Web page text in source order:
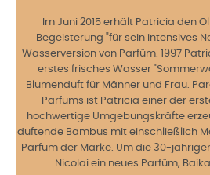
Im Juni 2015 erhält Patricia den
Begeisterung "für sein intensives
Wasserversion von Parfüm. 1997
erstes frisches Wasser
Blumenduft für Männer und Frau.
Parfüms ist Patricia einer der
hochwertige Umgebungskräfte
duftende Bambus mit einschließlich
Parfüm der Marke. Um die 30-
Nicolai ein neues Parfüm,